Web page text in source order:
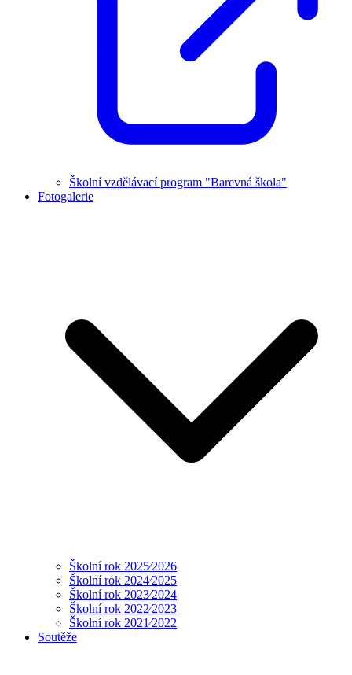
Školní vzdělávací program "Barevná škola"
Fotogalerie
Školní rok 2025⁄2026
Školní rok 2024⁄2025
Školní rok 2023⁄2024
Školní rok 2022⁄2023
Školní rok 2021⁄2022
Soutěže